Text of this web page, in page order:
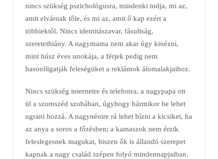
nincs szükség pszichológusra, mindenki tudja, mi az,
amit elvárnak tőle, és mi az, amit ő kap ezért a
többiektől. Nincs identitászavar, fásultság,
szeretethiány. A nagymama nem akar úgy kinézni,
mint húsz éves unokája, a férjek pedig nem
hasonlítgatják feleségüket a reklámok álomalakjaihoz.
Nincs szükség internetre és telefonra, a nagypapa ott
ül a szomszéd szobában, úgyhogy bármikor be lehet
ugrani hozzá. A nagynénire rá lehet bízni a kicsiket, ha
az anya a soros a főzésben; a kamaszok nem érzik
feleslegesnek magukat, hiszen ők is állandó szerepet
kapnak a nagy család szépen folyó mindennapjaiban.